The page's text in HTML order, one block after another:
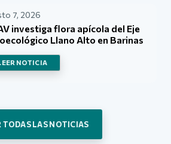
7, 2026
investiga flora apícola del Eje
Llano Alto en Barinas
NOTICIA
TODAS LAS NOTICIAS